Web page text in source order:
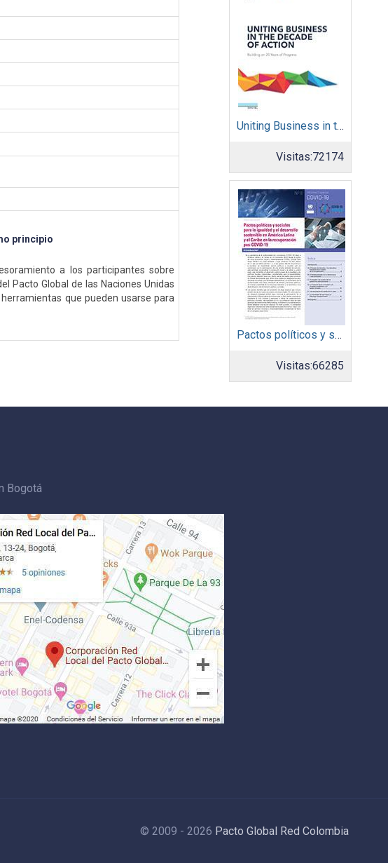
principio
a los participantes sobre
Pacto Global de las Naciones Unidas
que pueden usarse para
Uniting Business in the Decade of Action
Visitas:72174
Pactos políticos y sociales para la igualdad y el desarrollo sostenible en América Latina y el Caribe en la recuperación pos COVID-19
Visitas:66285
Bogotá
© 2009 - 2026 Pacto Global Red Colombia